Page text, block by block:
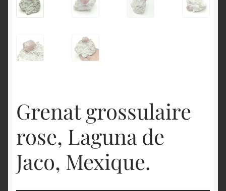
Grenat grossulaire
rose, Laguna de
Jaco, Mexique.